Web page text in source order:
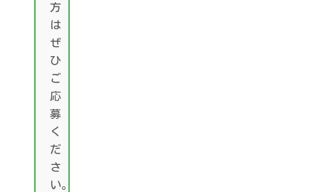
方
は
ぜ
ひ
ご
応
募
く
だ
さ
い。